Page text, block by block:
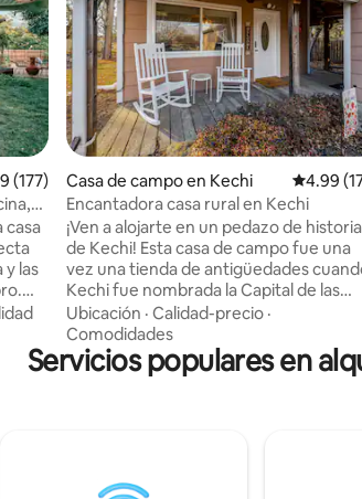
promedio: 4.99 de 5, 177 reseñas
(177)
casa
y las
Casa de campo en Kechi
4.99
Encantadora casa rural en Kechi
¡Ven a alojarte en un pedazo de historia
de Kechi! Esta casa de campo fue una
vez una tienda de antigüedades
Kechi fue nombrada la Capital de las
Antigüedades de Kansas. A principios
la década de 2000 fue renovada y
convertida en una encantadora casa
dormitorios y 1 baño. Ubicada en un
tranquilas y tardes llenas de diversión te
Ubicación · Calidad-precio ·
Comodidades
Servicios populares en